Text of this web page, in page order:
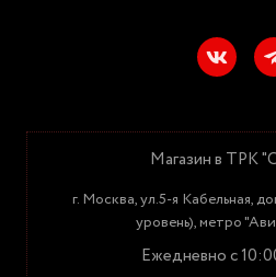
Магазин в ТРК
г. Москва, ул.5-я Кабельная,
уровень), метро
Ежедневно с